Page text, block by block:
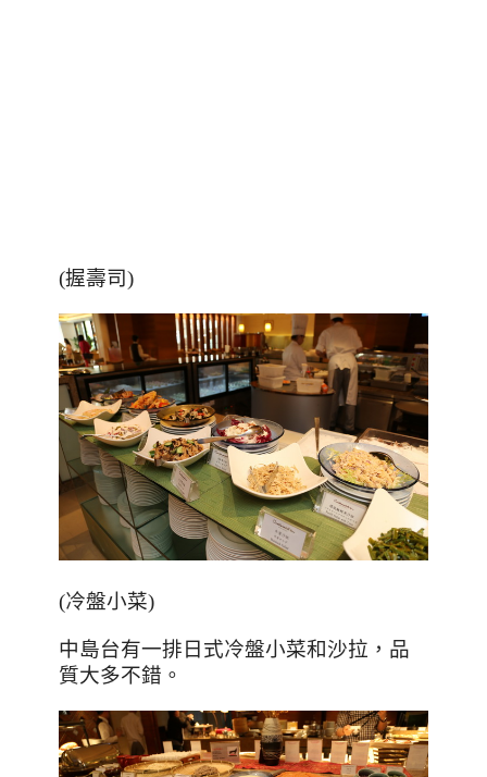
(握壽司)
(冷盤小菜)
中島台有一排日式冷盤小菜和沙拉，品
質大多不錯。